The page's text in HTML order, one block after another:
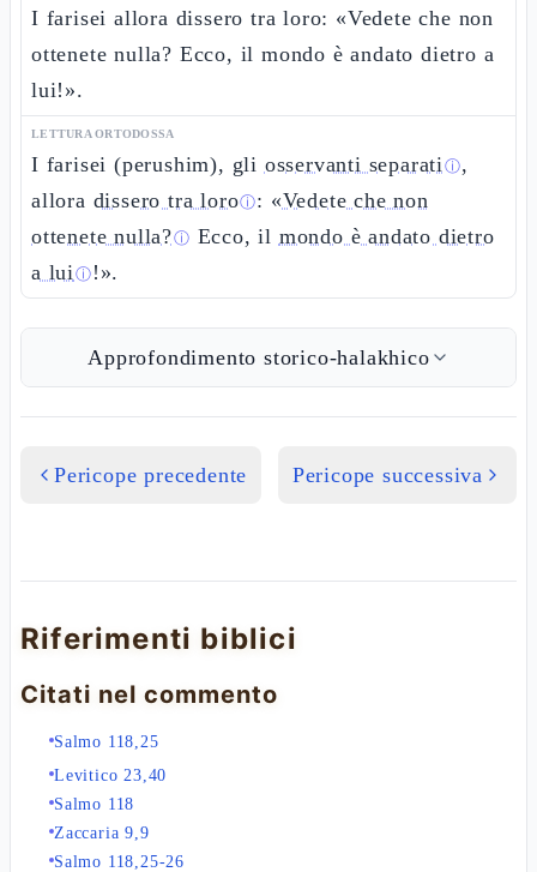
I farisei allora dissero tra loro: «Vedete che non
ottenete nulla? Ecco, il mondo è andato dietro a
lui!».
LETTURA ORTODOSSA
I farisei (perushim), gli osservanti separatiⓘ,
allora dissero tra loroⓘ: «Vedete che non
ottenete nulla?ⓘ Ecco, il mondo è andato dietro
a luiⓘ !».
Approfondimento storico-halakhico
Pericope precedente Pericope successiva
Riferimenti biblici
Citati nel commento
Salmo 118,25
Levitico 23,40
Salmo 118
Zaccaria 9,9
Salmo 118,25-26